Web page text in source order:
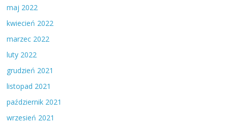
maj 2022
kwiecień 2022
marzec 2022
luty 2022
grudzień 2021
listopad 2021
październik 2021
wrzesień 2021